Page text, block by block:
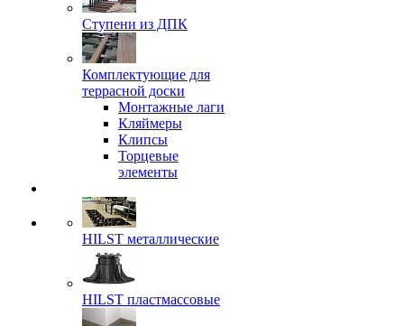
Ступени из ДПК
Комплектующие для
террасной доски
Монтажные лаги
Кляймеры
Клипсы
Торцевые
элементы
HILST металлические
HILST пластмассовые